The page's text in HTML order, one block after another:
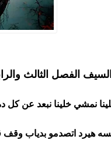
الفصل الثالث
نمشي خلينا نبعد عن
هيرد اتصدمو بدياب